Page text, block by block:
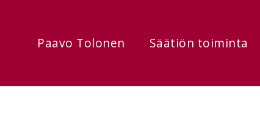
Paavo Tolonen Säätiön toiminta